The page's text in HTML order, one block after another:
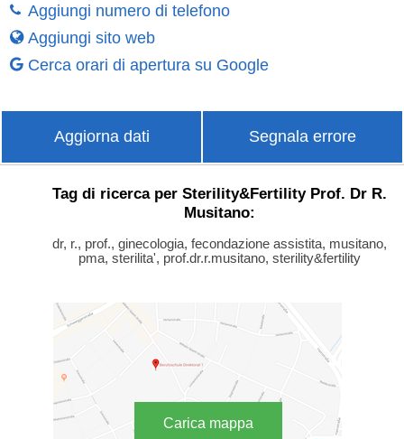
Aggiungi numero di telefono
Aggiungi sito web
Cerca orari di apertura su Google
Aggiorna dati Segnala errore
Tag di ricerca per Sterility&Fertility Prof. Dr R.
Musitano:
dr, r., prof., ginecologia, fecondazione assistita, musitano,
pma, sterilita', prof.dr.r.musitano, sterility&fertility
Carica mappa